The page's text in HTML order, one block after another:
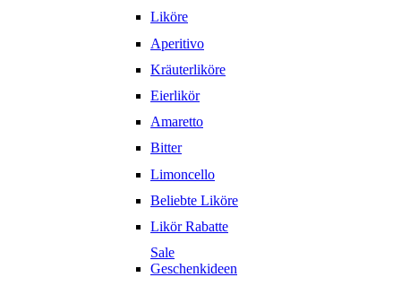
Liköre
Aperitivo
Kräuterliköre
Eierlikör
Amaretto
Bitter
Limoncello
Beliebte Liköre
Likör Rabatte
Sale
Geschenkideen